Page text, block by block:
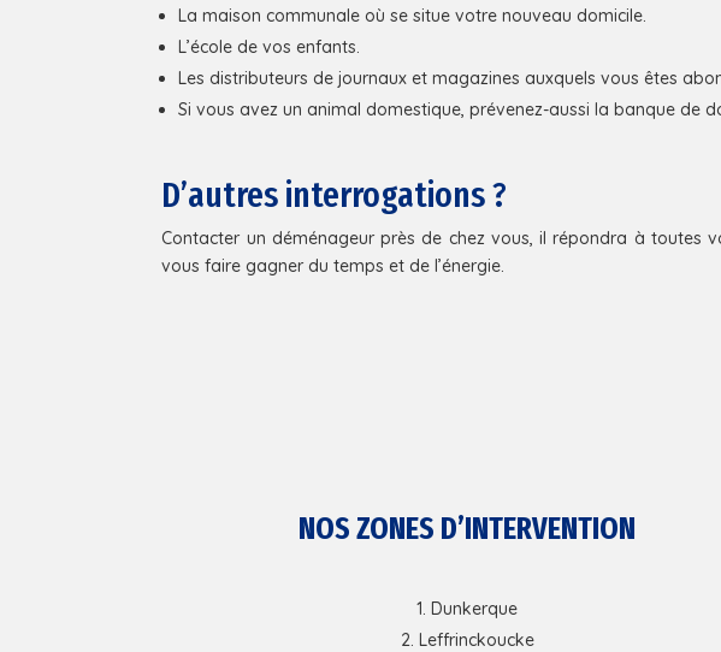
La maison communale où se situe votre nouveau domicile.
L’école de vos enfants.
Les distributeurs de journaux et magazines auxquels vous êtes
Si vous avez un animal domestique, prévenez-aussi la banque de
D’autres interrogations ?
Contacter un déménageur près de chez vous, il répondra à toutes
vous faire gagner du temps et de l’énergie.
NOS ZONES D’INTERVENTION
Dunkerque
Leffrinckoucke